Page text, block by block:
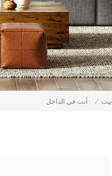
أنت في الداخل : / بيت